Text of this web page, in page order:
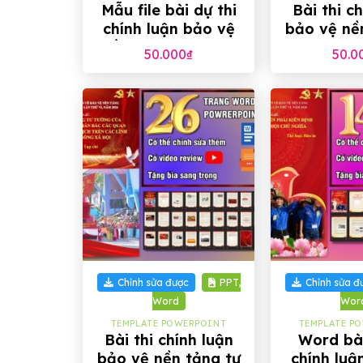
Mẫu file bài dự thi
chính luận bảo vệ
nền tảng tư tưởng
50.000₫
Bài thi
bảo vệ
tưởng
+
Chỉnh sửa được
PPT,
Word
TEMPLATE POWERPOINT
Bài thi chính luận
bảo vệ nền tảng tư
+
Chỉnh sửa
TEMPLATE
Word
chính